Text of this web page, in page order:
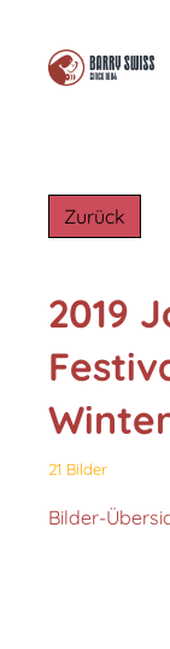
Zurück
2019
21 Bilder
Bilder-